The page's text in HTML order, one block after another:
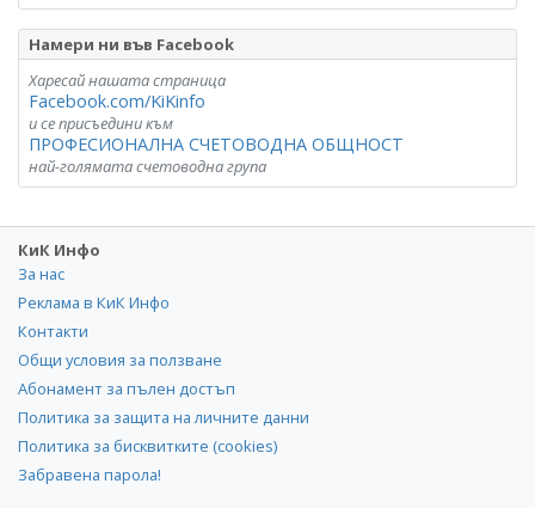
Намери ни във Facebook
Харесай нашата страница
Facebook.com/KiKinfo
и се присъедини към
ПРОФЕСИОНАЛНА СЧЕТОВОДНА ОБЩНОСТ
най-голямата счетоводна група
КиК Инфо
За нас
Реклама в КиК Инфо
Контакти
Общи условия за ползване
Абонамент за пълен достъп
Политика за защита на личните данни
Политика за бисквитките (cookies)
Забравена парола!